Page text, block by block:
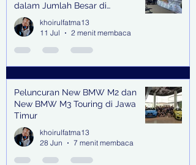
dalam Jumlah Besar di
Lingkungan Jampidsus Kejaksaan
Agung RI di Jakarta
khoirulfatma13
11 Jul
2 menit membaca
Peluncuran New BMW M2 dan
New BMW M3 Touring di Jawa
Timur
khoirulfatma13
28 Jun
7 menit membaca